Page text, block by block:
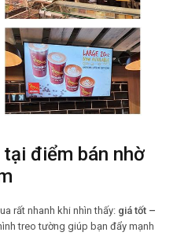
tại điểm bán nhờ
rất nhanh khi nhìn thấy: giá tốt –
treo tường giúp bạn đẩy mạnh